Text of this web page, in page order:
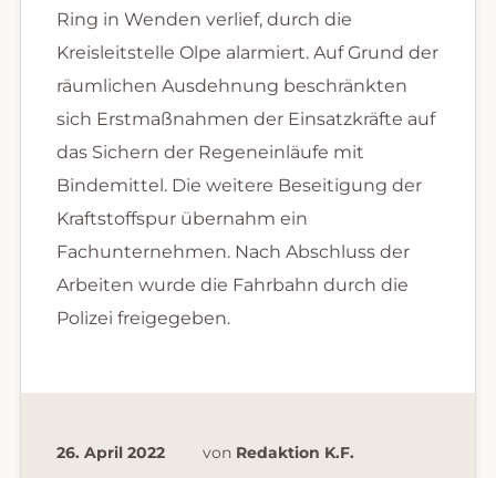
Ring in Wenden verlief, durch die
Kreisleitstelle Olpe alarmiert. Auf Grund der
räumlichen Ausdehnung beschränkten
sich Erstmaßnahmen der Einsatzkräfte auf
das Sichern der Regeneinläufe mit
Bindemittel. Die weitere Beseitigung der
Kraftstoffspur übernahm ein
Fachunternehmen. Nach Abschluss der
Arbeiten wurde die Fahrbahn durch die
Polizei freigegeben.
26. April 2022 von Redaktion K.F.